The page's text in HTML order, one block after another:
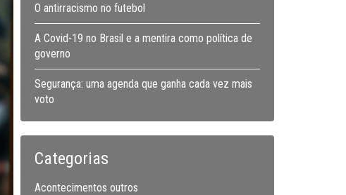
O antirracismo no futebol
A Covid-19 no Brasil e a mentira como política de
governo
Segurança: uma agenda que ganha cada vez mais
voto
Categorias
Acontecimentos outros